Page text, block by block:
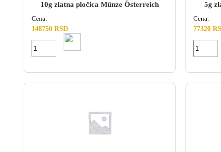
10g zlatna pločica Münze Österreich
Cena:
148750 RSD
5g
Cena:
77320